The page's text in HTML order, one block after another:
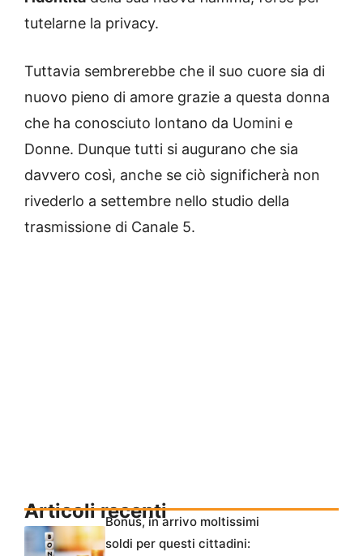
tutelarne la privacy.
Tuttavia sembrerebbe che il suo cuore sia di
nuovo pieno di amore grazie a questa donna
che ha conosciuto lontano da Uomini e
Donne. Dunque tutti si augurano che sia
davvero così, anche se ciò significherà non
rivederlo a settembre nello studio della
trasmissione di Canale 5.
Articoli recentiBonus, in arrivo moltissimi
soldi per questi cittadini: